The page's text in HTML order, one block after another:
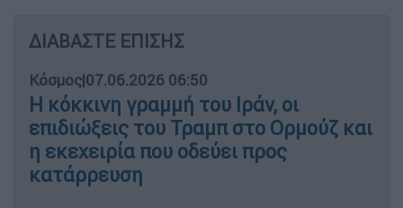
ΔΙΑΒΑΣΤΕ ΕΠΙΣΗΣ
Κόσμος|07.06.2026 06:50
Η κόκκινη γραμμή του Ιράν, οι
επιδιώξεις του Τραμπ στο Ορμούζ και
η εκεχειρία που οδεύει προς
κατάρρευση